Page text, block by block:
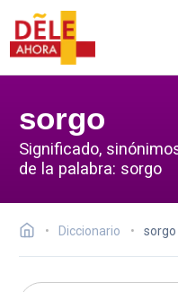
sorgo
Significado,
de la palabra: sorgo
Diccionario sorgo